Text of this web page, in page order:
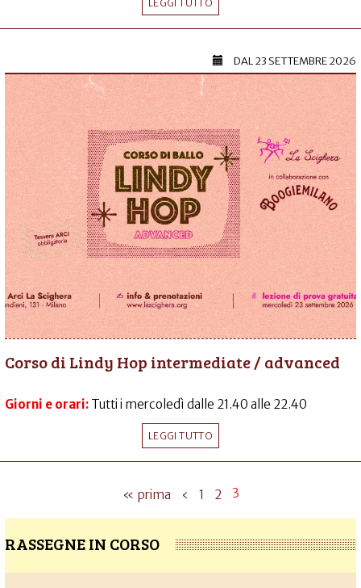
LEGGI TUTTO
DAL23 SETTEMBRE 2026
Corso di Lindy Hop intermediate / advanced
Giorni e orari: Tutti i mercoledì dalle 21.40 alle 22.40
LEGGI TUTTO
« prima ‹ 1 2 3
RASSEGNE IN CORSO